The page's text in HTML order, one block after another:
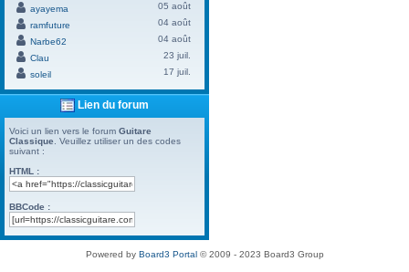
ayayema
05 août
ramfuture
04 août
Narbe62
04 août
Clau
23 juil.
soleil
17 juil.
Lien du forum
Voici un lien vers le forum Guitare
Classique . Veuillez utiliser un des codes
suivant :
HTML :
BBCode :
Powered by Board3 Portal© 2009 - 2023 Board3 Group